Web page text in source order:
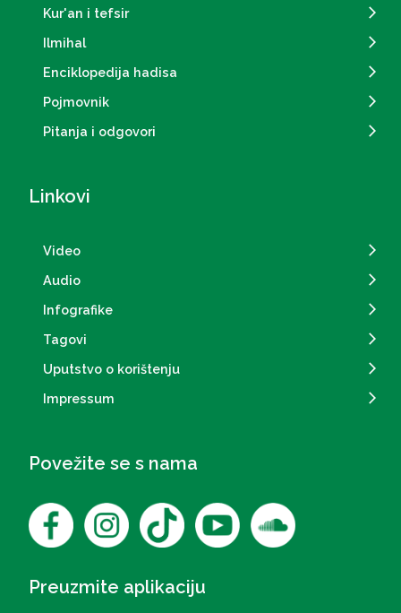
Kur'an i tefsir
Ilmihal
Enciklopedija hadisa
Pojmovnik
Pitanja i odgovori
Linkovi
Video
Audio
Infografike
Tagovi
Uputstvo o korištenju
Impressum
Povežite se s nama
Preuzmite aplikaciju